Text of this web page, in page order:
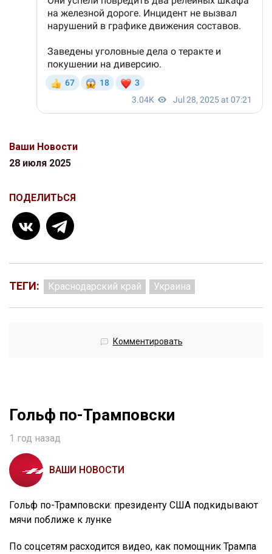
Ваши Новости
28 июля 2025
ПОДЕЛИТЬСЯ
ТЕГИ: Краснодарский край Украина
Комментировать
Гольф по-Трамповски
1 год назад
ВАШИ НОВОСТИ
Гольф по-Трамповски: президенту США подкидывают
мячи поближе к лунке
По соцсетям расходится видео, как помощник Трампа